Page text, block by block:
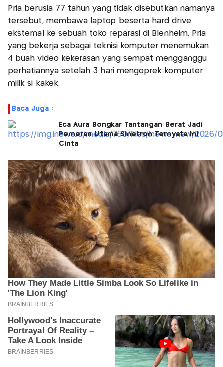
Pria berusia 77 tahun yang tidak disebutkan namanya
tersebut, membawa laptop beserta hard drive
eksternal ke sebuah toko reparasi di Blenheim. Pria
yang bekerja sebagai teknisi komputer menemukan
4 buah video kekerasan yang sempat mengganggu
perhatiannya setelah 3 hari mengoprek komputer
milik si kakek.
Baca Juga :
Eca Aura Bongkar Tantangan Berat Jadi
Pemeran Utama Sinetron Ternyata Ini
Cinta